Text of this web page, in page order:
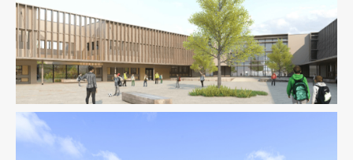
Enseignement Structure